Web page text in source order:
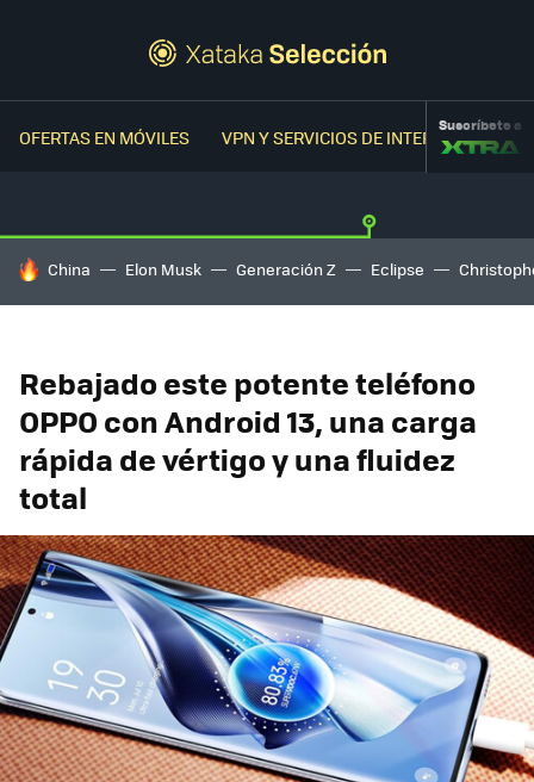
OFERTAS EN MÓVILES VPN Y SERVICIOS DE INTERNETSuscríbete a
HOY SE HABLA DE
China Elon Musk Generación Z Eclipse
Rebajado este potente teléfono
OPPO con Android 13, una carga
rápida de vértigo y una fluidez
total